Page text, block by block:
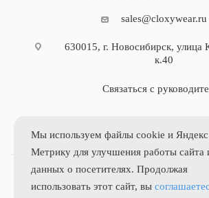
sales@cloxywear.ru
630015, г. Новосибирск, улица
к.40
Связаться с
Мы используем файлы cookie и Яндекс
Метрику для улучшения работы сайта
данных о посетителях. Продолжая
использовать этот сайт, вы